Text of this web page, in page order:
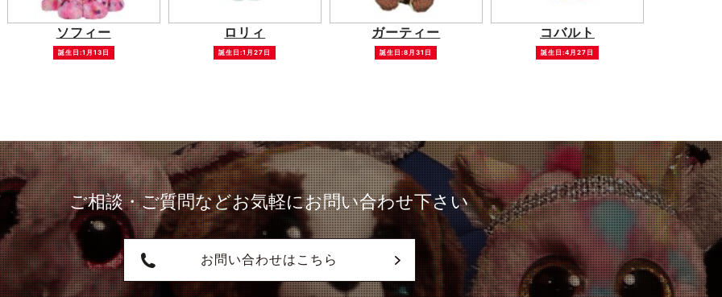
ソフィー
誕生日:1月13日
ロリィ
誕生日:1月27日
ガーティー
誕生日:8月31日
コバルト
誕生日:4月27日
ご相談・ご質問などお気軽にお問い合わせ下さい
お問い合わせはこちら